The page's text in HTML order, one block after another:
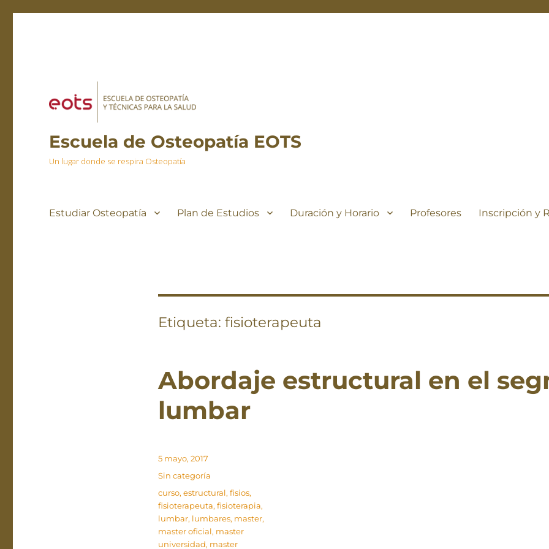
Escuela de Osteopatía EOTS
Un lugar donde se respira Osteopatía
Estudiar Osteopatía Plan de Estudios Duración y Horario Profesores Inscripción y
Etiqueta: fisioterapeuta
Abordaje estructural en el
lumbar
Publicado
el
5 mayo, 2017
Categorías
Sin categoría
Etiquetas
curso, estructural, fisios,
fisioterapeuta, fisioterapia,
lumbar, lumbares, master,
master oficial, master
universidad, master